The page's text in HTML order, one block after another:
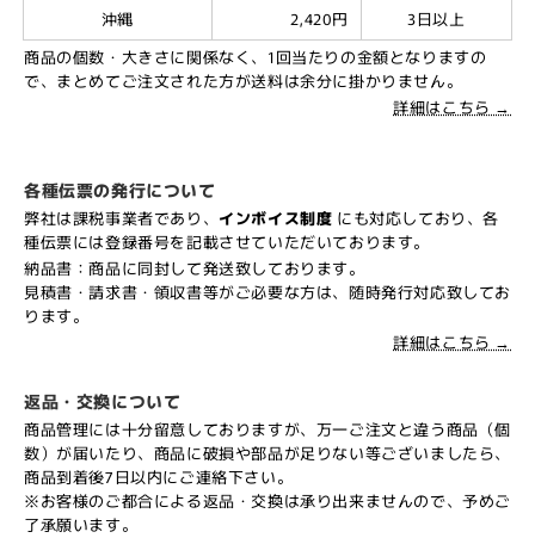
沖縄
2,420円
3日以上
商品の個数・大きさに関係なく、1回当たりの金額となりますの
で、まとめてご注文された方が送料は余分に掛かりません。
詳細はこちら →
各種伝票の発行について
弊社は課税事業者であり、 インボイス制度 にも対応しており、各
種伝票には登録番号を記載させていただいております。
納品書：商品に同封して発送致しております。
見積書・請求書・領収書等がご必要な方は、随時発行対応致してお
ります。
詳細はこちら →
返品・交換について
商品管理には十分留意しておりますが、万一ご注文と違う商品（個
数）が届いたり、商品に破損や部品が足りない等ございましたら、
商品到着後7日以内にご連絡下さい。
※お客様のご都合による返品・交換は承り出来ませんので、予めご
了承願います。